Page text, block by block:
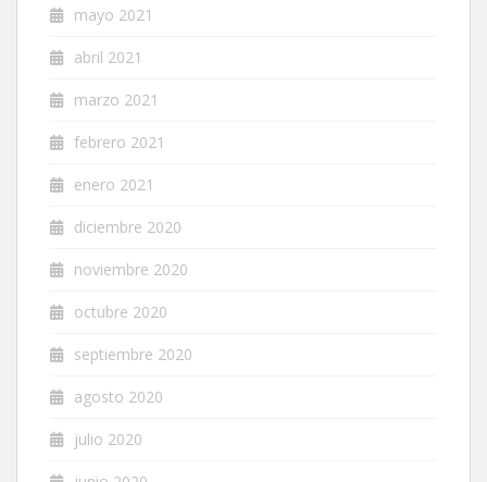
mayo 2021
abril 2021
marzo 2021
febrero 2021
enero 2021
diciembre 2020
noviembre 2020
octubre 2020
septiembre 2020
agosto 2020
julio 2020